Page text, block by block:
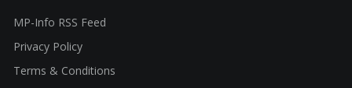
MP-Info RSS Feed
Privacy Policy
Terms & Conditions